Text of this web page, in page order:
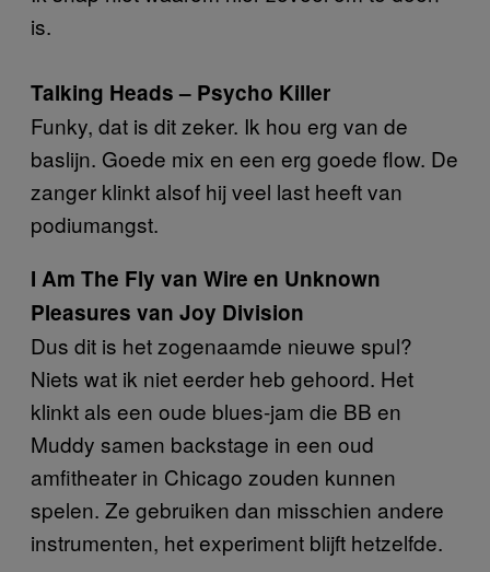
is.
Talking Heads – Psycho Killer
Funky, dat is dit zeker. Ik hou erg van de
baslijn. Goede mix en een erg goede flow. De
zanger klinkt alsof hij veel last heeft van
podiumangst.
I Am The Fly van Wire en Unknown
Pleasures van Joy Division
Dus dit is het zogenaamde nieuwe spul?
Niets wat ik niet eerder heb gehoord. Het
klinkt als een oude blues-jam die BB en
Muddy samen backstage in een oud
amfitheater in Chicago zouden kunnen
spelen. Ze gebruiken dan misschien andere
instrumenten, het experiment blijft hetzelfde.